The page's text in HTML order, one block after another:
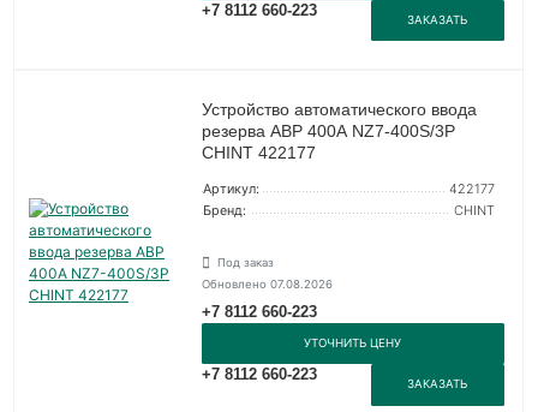
+7 8112 660-223
ЗАКАЗАТЬ
Устройство автоматического ввода
резерва АВР 400А NZ7-400S/3P
CHINT 422177
Артикул:
422177
Бренд:
CHINT
Под заказ
Обновлено 07.08.2026
+7 8112 660-223
УТОЧНИТЬ ЦЕНУ
+7 8112 660-223
ЗАКАЗАТЬ